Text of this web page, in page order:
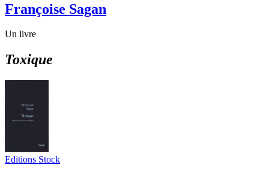
Françoise Sagan
Un livre
Toxique
Editions Stock